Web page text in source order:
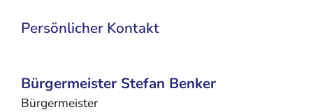
Persönlicher Kontakt
Bürgermeister Stefan Benker
Bürgermeister